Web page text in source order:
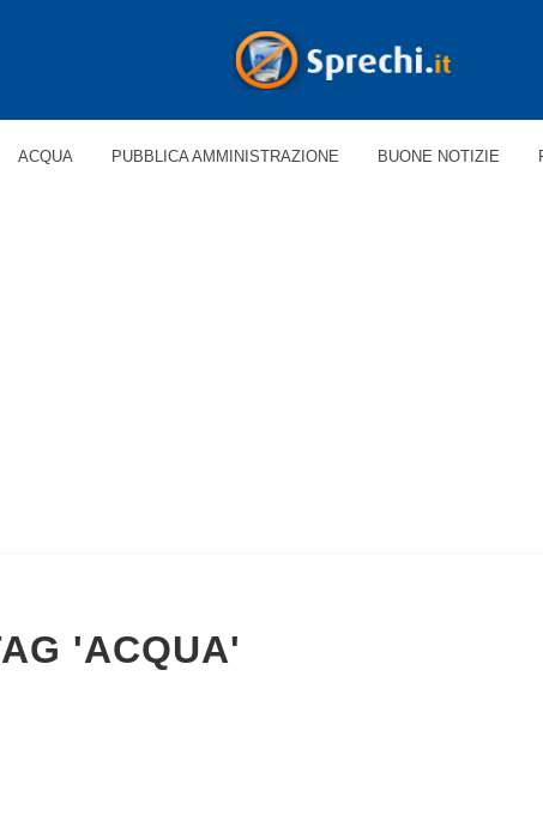
ACQUA PUBBLICA AMMINISTRAZIONE BUONE NOTIZIE
'ACQUA'